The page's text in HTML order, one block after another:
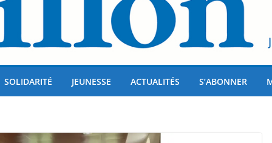
SOLIDARITÉ JEUNESSE ACTUALITÉS S’ABONNER